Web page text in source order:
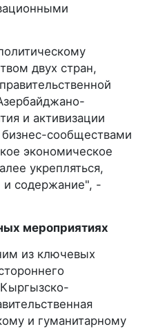
двух стран,
и активизации
сообществами
экономическое
укрепляться,
содержание", -
мероприятиях
из ключевых
Кыргызско-
и гуманитарному